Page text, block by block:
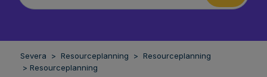
Severa Resourceplanning
Resourceplanning
Resourceplanning